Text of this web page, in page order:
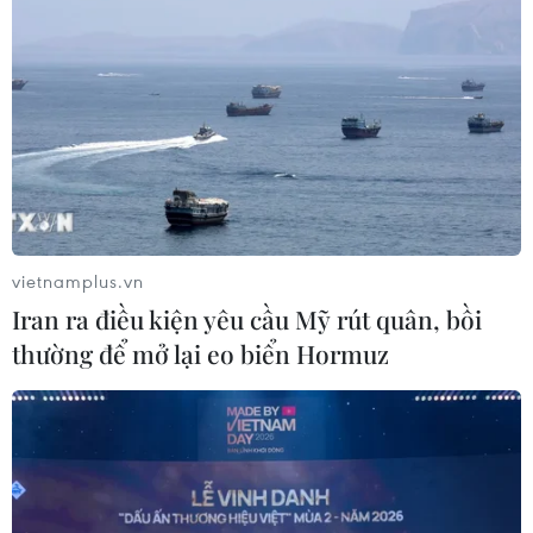
The Face Vietnam 2026 khởi động
“đường đua” mới với những cá tính
ấn tượng
08/06/2026 05:39
Các nhà tạo mẫu trẻ Việt Nam theo
đuổi dòng chảy bền vững cùng di
08/06/2026 05:32
Áo dài tỏa sáng tại đêm hội đậm sắc
màu văn hóa Việt tại châu Âu
07/06/2026 04:26
vietnamplus.vn
Iran ra điều kiện yêu cầu Mỹ rút quân, bồi
thường để mở lại eo biển Hormuz